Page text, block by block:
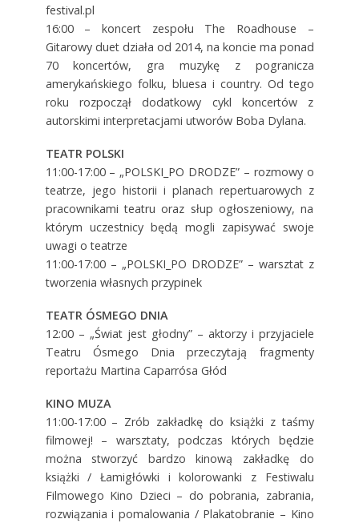
festival.pl
16:00 – koncert zespołu The Roadhouse –
Gitarowy duet działa od 2014, na koncie ma ponad
70 koncertów, gra muzykę z pogranicza
amerykańskiego folku, bluesa i country. Od tego
roku rozpoczął dodatkowy cykl koncertów z
autorskimi interpretacjami utworów Boba Dylana.
TEATR POLSKI
11:00-17:00 – „POLSKI_PO DRODZE” – rozmowy o
teatrze, jego historii i planach repertuarowych z
pracownikami teatru oraz słup ogłoszeniowy, na
którym uczestnicy będą mogli zapisywać swoje
uwagi o teatrze
11:00-17:00 – „POLSKI_PO DRODZE” – warsztat z
tworzenia własnych przypinek
TEATR ÓSMEGO DNIA
12:00 – „Świat jest głodny” – aktorzy i przyjaciele
Teatru Ósmego Dnia przeczytają fragmenty
reportażu Martina Caparrósa Głód
KINO MUZA
11:00-17:00 – Zrób zakładkę do książki z taśmy
filmowej! – warsztaty, podczas których będzie
można stworzyć bardzo kinową zakładkę do
książki / Łamigłówki i kolorowanki z Festiwalu
Filmowego Kino Dzieci – do pobrania, zabrania,
rozwiązania i pomalowania / Plakatobranie – Kino